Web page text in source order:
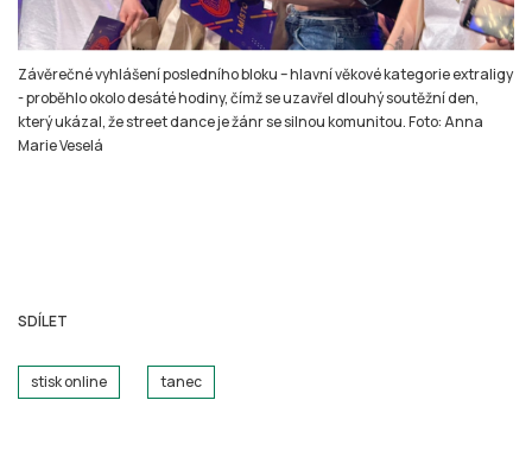
Závěrečné vyhlášení posledního bloku – hlavní věkové kategorie extraligy
- proběhlo okolo desáté hodiny, čímž se uzavřel dlouhý soutěžní den,
který ukázal, že street dance je žánr se silnou komunitou. Foto: Anna
Marie Veselá
SDÍLET
stisk online tanec